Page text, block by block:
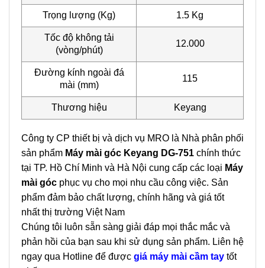
Trọng lượng (Kg) 1.5 Kg
Tốc độ không tải
(vòng/phút)
12.000
Đường kính ngoài đá
mài (mm)
115
Thương hiệu Keyang
Công ty CP thiết bị và dịch vụ MRO là Nhà phân phối
sản phẩm Máy mài góc Keyang DG-751 chính thức
tại TP. Hồ Chí Minh và Hà Nội cung cấp các loại Máy
mài góc phục vụ cho mọi nhu cầu công việc. Sản
phẩm đảm bảo chất lượng, chính hãng và giá tốt
nhất thị trường Việt Nam
Chúng tôi luôn sẵn sàng giải đáp mọi thắc mắc và
phản hồi của bạn sau khi sử dụng sản phẩm. Liên hệ
ngay qua Hotline để được giá máy mài cầm tay tốt